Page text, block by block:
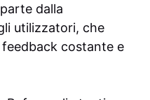
dalla
utilizzatori, che
costante e